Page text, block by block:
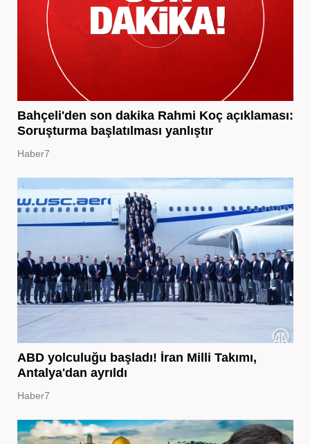
Bahçeli'den son dakika Rahmi Koç açıklaması:
Soruşturma başlatılması yanlıştır
Haber7
ABD yolculuğu başladı! İran Milli Takımı,
Antalya'dan ayrıldı
Haber7